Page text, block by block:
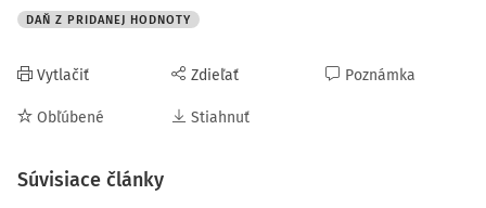
DAŇ Z PRIDANEJ HODNOTY
Vytlačiť
Obľúbené
Zdieľať
Stiahnuť
Poznámka
Súvisiace články